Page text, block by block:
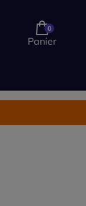
0
Panier